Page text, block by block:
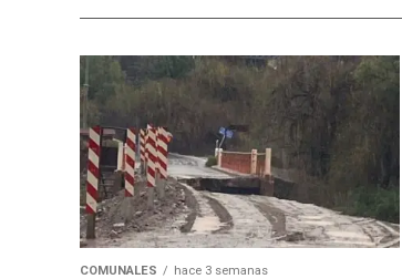
COMUNALES hace 3 semanas